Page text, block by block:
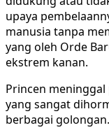
upaya
manusia tanpa
yang oleh Orde
ekstrem kanan.
Princen
yang sangat
berbagai golongan.